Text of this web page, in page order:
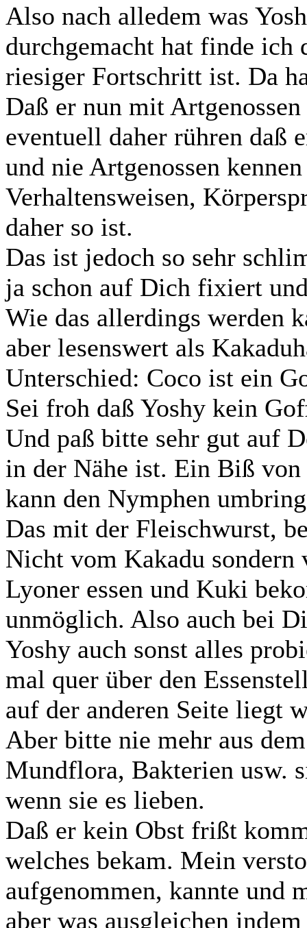
Also nach alledem was
durchgemacht hat finde ich
riesiger Fortschritt ist. Da
Daß er nun mit
eventuell daher rühren daß
und nie Artgenossen
Verhaltensweisen,
daher so ist.
Das ist jedoch so sehr
ja schon auf Dich fixiert
Wie das allerdings werden
aber lesenswert als
Unterschied: Coco ist ein
Sei froh daß Yoshy kein
Und paß bitte sehr gut auf
in der Nähe ist. Ein Biß
kann den Nymphen
Das mit der Fleischwurst,
Nicht vom Kakadu sondern
Lyoner essen und Kuki
unmöglich. Also auch bei
Yoshy auch sonst alles
mal quer über den
auf der anderen Seite liegt
Aber bitte nie mehr aus
Mundflora, Bakterien usw.
wenn sie es lieben.
Daß er kein Obst frißt
welches bekam. Mein
aufgenommen, kannte und
aber was ausgleichen